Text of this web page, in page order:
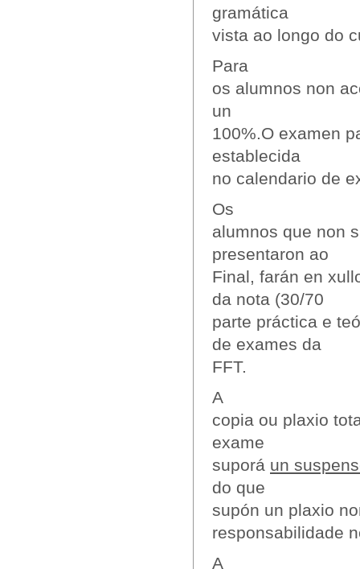
gramática
vista ao longo do
Para
os alumnos non
un
100%.O examen
establecida
no calendario de
Os
alumnos que non
presentaron ao
Final, farán en
da nota (30/70
parte práctica e
de exames da
FFT.
A
copia ou plaxio
exame
suporá un
do que
supón un plaxio
responsabilidade
A